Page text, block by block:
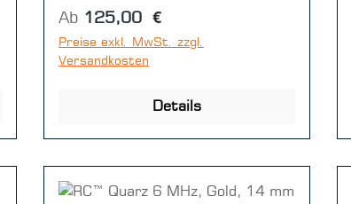
Regulärer Preis:
Ab 125,00 €
Preise exkl. MwSt. zzgl.
Versandkosten
Details